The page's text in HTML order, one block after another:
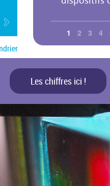
1 2 3 4
Les chiffres ici !